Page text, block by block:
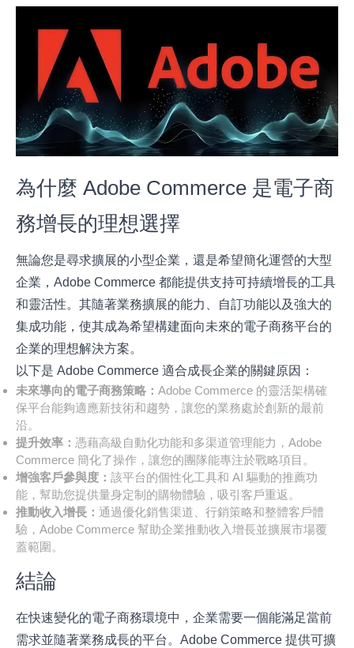
為什麼 Adobe Commerce 是電子商
務增長的理想選擇
無論您是尋求擴展的小型企業，還是希望簡化運營的大型
企業，Adobe Commerce 都能提供支持可持續增長的工具
和靈活性。其隨著業務擴展的能力、自訂功能以及強大的
集成功能，使其成為希望構建面向未來的電子商務平台的
企業的理想解決方案。
以下是 Adobe Commerce 適合成長企業的關鍵原因：
未來導向的電子商務策略：Adobe Commerce 的靈活架構確
保平台能夠適應新技術和趨勢，讓您的業務處於創新的最前
沿。
提升效率： 憑藉高級自動化功能和多渠道管理能力，Adobe
Commerce 簡化了操作，讓您的團隊能專注於戰略項目。
增強客戶參與度：該平台的個性化工具和 AI 驅動的推薦功
能，幫助您提供量身定制的購物體驗，吸引客戶重返。
推動收入增長：通過優化銷售渠道、行銷策略和整體客戶體
驗，Adobe Commerce 幫助企業推動收入增長並擴展市場覆
蓋範圍。
結論
在快速變化的電子商務環境中，企業需要一個能滿足當前
需求並隨著業務成長的平台。Adobe Commerce 提供可擴